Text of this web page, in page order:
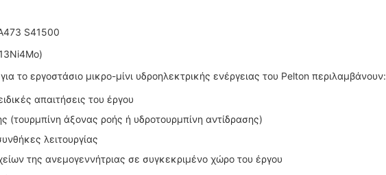
S41500
το εργοστάσιο μικρο-μίνι υδροηλεκτρικής ενέργειας του Pelton περιλαμβάνουν:
απαιτήσεις του έργου
(τουρμπίνη άξονας ροής ή υδροτουρμπίνη αντίδρασης)
λειτουργίας
της ανεμογεννήτριας σε συγκεκριμένο χώρο του έργου